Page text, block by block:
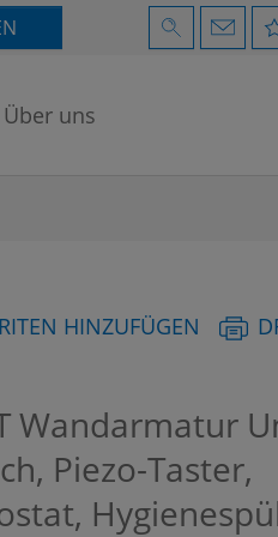
Über uns
HINZUFÜGEN
Wandarmatur
Piezo-Taster,